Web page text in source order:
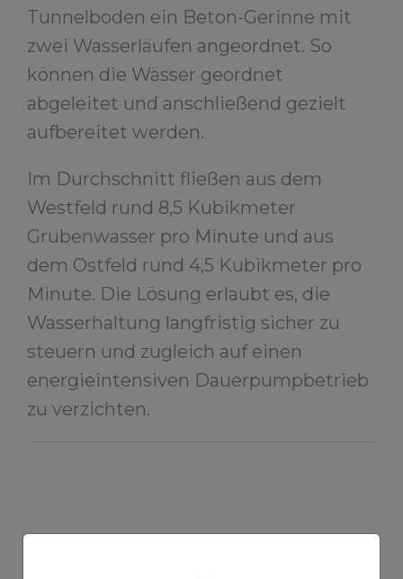
Tunnelboden ein Beton-Gerinne mit
zwei Wasserläufen angeordnet. So
können die Wässer geordnet
abgeleitet und anschließend gezielt
aufbereitet werden.
Im Durchschnitt fließen aus dem
Westfeld rund 8,5 Kubikmeter
Grubenwasser pro Minute und aus
dem Ostfeld rund 4,5 Kubikmeter pro
Minute. Die Lösung erlaubt es, die
Wasserhaltung langfristig sicher zu
steuern und zugleich auf einen
energieintensiven Dauerpumpbetrieb
zu verzichten.